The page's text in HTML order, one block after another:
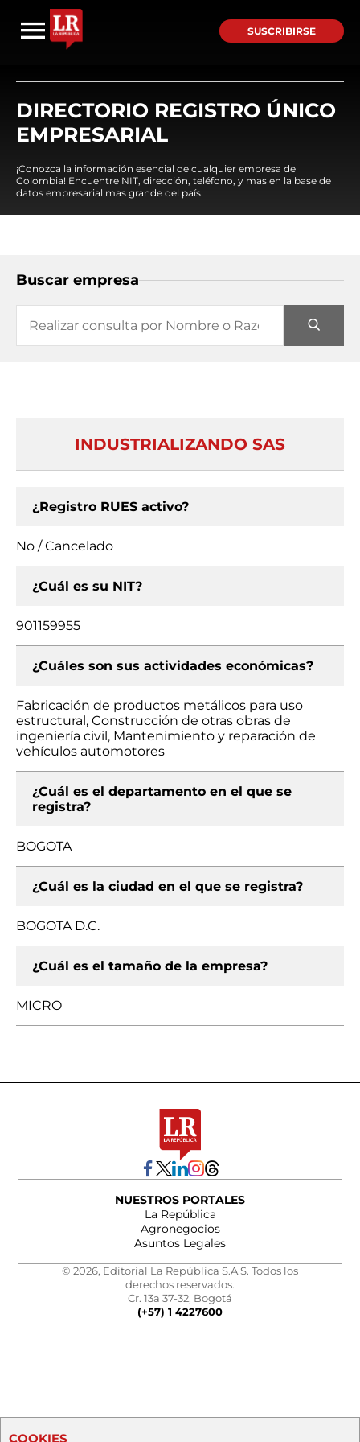
SUSCRIBIRSE
DIRECTORIO REGISTRO ÚNICO
EMPRESARIAL
¡Conozca la información esencial de cualquier empresa de
Colombia! Encuentre NIT, dirección, teléfono, y mas en la base de
datos empresarial mas grande del país.
Buscar empresa
INDUSTRIALIZANDO SAS
¿Registro RUES activo?
No / Cancelado
¿Cuál es su NIT?
901159955
¿Cuáles son sus actividades económicas?
Fabricación de productos metálicos para uso
estructural, Construcción de otras obras de
ingeniería civil, Mantenimiento y reparación de
vehículos automotores
¿Cuál es el departamento en el que se
registra?
BOGOTA
¿Cuál es la ciudad en el que se registra?
BOGOTA D.C.
¿Cuál es el tamaño de la empresa?
MICRO
NUESTROS PORTALES
La República
Agronegocios
Asuntos Legales
© 2026, Editorial La República S.A.S. Todos los
derechos reservados.
Cr. 13a 37-32, Bogotá
(+57) 1 4227600
COOKIES